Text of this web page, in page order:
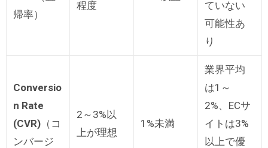
帰率）
程度
ていない
可能性あ
り
Conversio
n Rate
(CVR)（コ
ンバージ
2～3%以
上が理想
1%未満
業界平均
は1～
2%、ECサ
イトは3%
以上で優